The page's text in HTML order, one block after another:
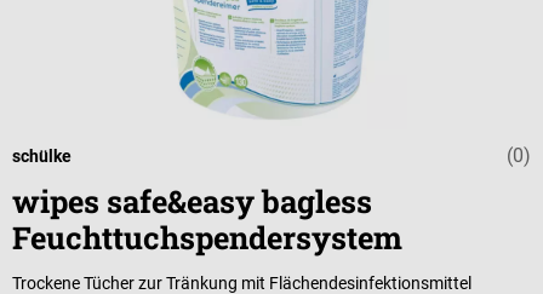
(0)
schülke
wipes safe&easy bagless
Feuchttuchspendersystem
Trockene Tücher zur Tränkung mit Flächendesinfektionsmittel